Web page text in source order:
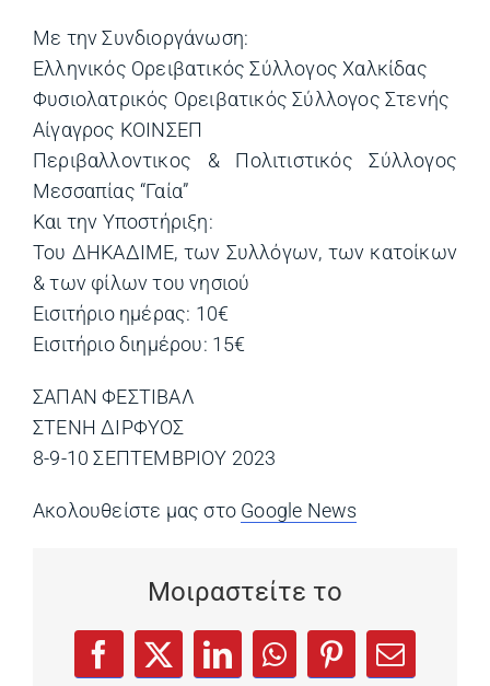
Με την Συνδιοργάνωση:
Ελληνικός Ορειβατικός Σύλλογος Χαλκίδας
Φυσιολατρικός Ορειβατικός Σύλλογος Στενής
Αίγαγρος ΚΟΙΝΣΕΠ
Περιβαλλοντικος & Πολιτιστικός Σύλλογος
Μεσσαπίας “Γαία”
Και την Υποστήριξη:
Του ΔΗΚΑΔΙΜΕ, των Συλλόγων, των κατοίκων
& των φίλων του νησιού
Εισιτήριο ημέρας: 10€
Εισιτήριο διημέρου: 15€
ΣΑΠΑΝ ΦΕΣΤΙΒΑΛ
ΣΤΕΝΗ ΔΙΡΦΥΟΣ
8-9-10 ΣΕΠΤΕΜΒΡΙΟΥ 2023
Ακολουθείστε μας στο Google News
Μοιραστείτε το
Facebook
(opens in a new tab)
X
(opens in a new tab)
LinkedIn
(opens in a new tab)
WhatsApp
(opens in a new tab)
Pinterest
(opens in a
Email